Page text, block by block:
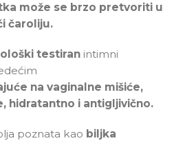
može se brzo pretvoriti u
čaroliju.
testiranintimni
na vaginalne mišiće,
hidratantno i antigljivično.
poznata kao biljka